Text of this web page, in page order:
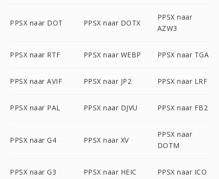
PPSX naar DOT PPSX naar DOTX
PPSX naar
AZW3
PPSX naar RTF PPSX naar WEBP PPSX naar TGA
PPSX naar AVIF PPSX naar JP2 PPSX naar LRF
PPSX naar PAL PPSX naar DJVU PPSX naar FB2
PPSX naar G4 PPSX naar XV
PPSX naar
DOTM
PPSX naar G3 PPSX naar HEIC PPSX naar ICO